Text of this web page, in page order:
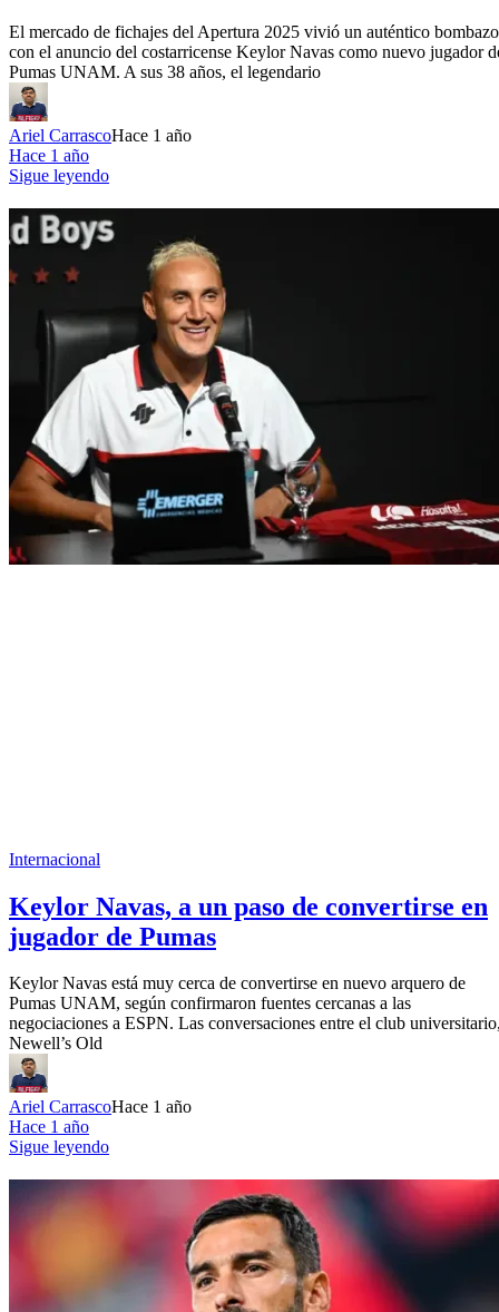
El mercado de fichajes del Apertura 2025 vivió un auténtico bombazo
con el anuncio del costarricense Keylor Navas como nuevo jugador
Pumas UNAM. A sus 38 años, el legendario
Ariel CarrascoHace 1 año
Hace 1 año
Sigue leyendo
Internacional
Keylor Navas, a un paso de convertirse en
jugador de Pumas
Keylor Navas está muy cerca de convertirse en nuevo arquero de
Pumas UNAM, según confirmaron fuentes cercanas a las
negociaciones a ESPN. Las conversaciones entre el club
Newell’s Old
Ariel CarrascoHace 1 año
Hace 1 año
Sigue leyendo